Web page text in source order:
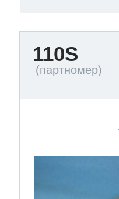
110S